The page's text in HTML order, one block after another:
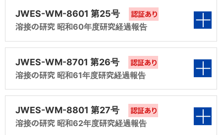
第9編 溶接材料関係規格の統一的関連の検討
第10編 オーステナイトステンレス鋼溶接金属の
粒界腐食試験
第5編 溶接材料の種類を国際的視野から見直す
（昭和54年度調査第6分科会報告）
第6編 塗装鋼板溶接の気孔試験法（昭和54年
度共研第7分科会報告）
第7編 溶接材料関連規格の統一的関連の検討
（昭和54年度規格化第9分科会報告）
第4編 溶接ヒュームに関する検討（昭和55年度
共研第4分科会報告）
第5編 現場における溶接材料の管理マニュアル
（昭和55年度調査第5分科会報告）
第6編 溶接材料の使われ方に関するユーザ調査
（昭和55年度調査第6分科会報告）
第7編 銅及び銅合金イナートガスアーク溶接用
素案の作成（昭和56年度 共研第1・第3分科
会報告）
第3編 溶接金属の水素測定法の研究（昭和56
年度 共研第2分科会報告）
告）
第2編 溶接金属の水素測定方法の研究（昭和
57年度 共研第2分科会報告）
第3編 Cr－Mo鋼用MAG・MIGワイヤの規格化
の検討（昭和57年度 共研第3分科会報告）
第4編 溶接ヒュームに対する塗料の影響の研究
（昭和57年度 共研第4分科会報告）
価方法の検討（昭和58年度 共研第1分科会報
告）
第2編 溶接材料のポテンシャル水素と拡散性水
素量の研究（昭和58年度 共研第2分科会報
告）
評価方法の検討（昭和59年度 共研第1分科会
報告）
JWES-WM-8601 第25号 認証あり
溶接の研究 昭和60年度研究経過報告
JWES-WM-8701 第26号 認証あり
溶接の研究 昭和61年度研究経過報告
JWES-WM-8801 第27号 認証あり
溶接の研究 昭和62年度研究経過報告